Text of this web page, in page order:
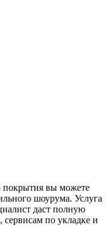
покрытия вы можете
шоурума. Услуга
даст полную
по укладке и